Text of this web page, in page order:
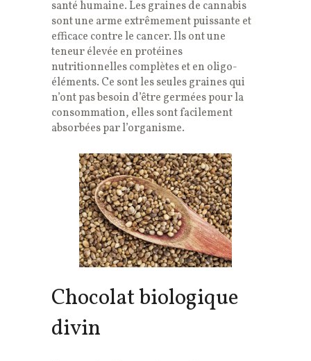
santé humaine. Les graines de cannabis
sont une arme extrêmement puissante et
efficace contre le cancer. Ils ont une
teneur élevée en protéines
nutritionnelles complètes et en oligo-
éléments. Ce sont les seules graines qui
n’ont pas besoin d’être germées pour la
consommation, elles sont facilement
absorbées par l’organisme.
Chocolat biologique
divin